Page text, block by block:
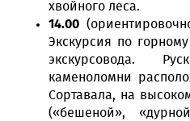
хвойного леса.
14.00
Экскурсия по
экскурсовода.
каменоломни
Сортавала, на
(«бешеной»,